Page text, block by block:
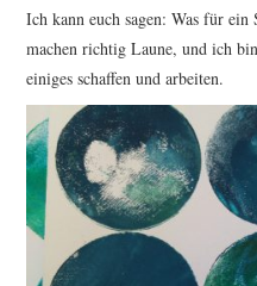
Ich kann euch sagen: Was für ein
machen richtig Laune, und ich
einiges schaffen und arbeiten.